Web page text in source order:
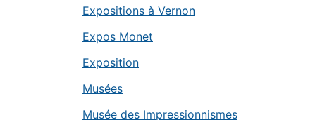
Expositions à Vernon
Expos Monet
Exposition
Musées
Musée des Impressionnismes